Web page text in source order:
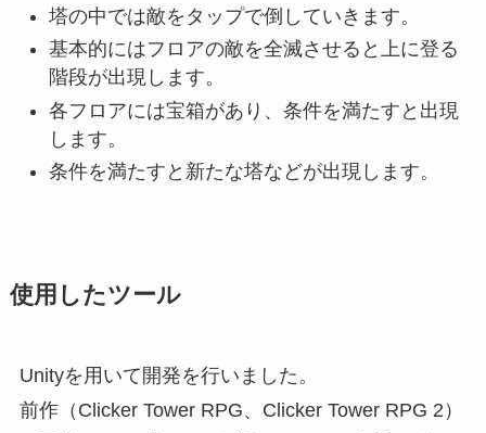
塔の中では敵をタップで倒していきます。
基本的にはフロアの敵を全滅させると上に登る
階段が出現します。
各フロアには宝箱があり、条件を満たすと出現
します。
条件を満たすと新たな塔などが出現します。
使用したツール
Unityを用いて開発を行いました。
前作（Clicker Tower RPG、Clicker Tower RPG 2）